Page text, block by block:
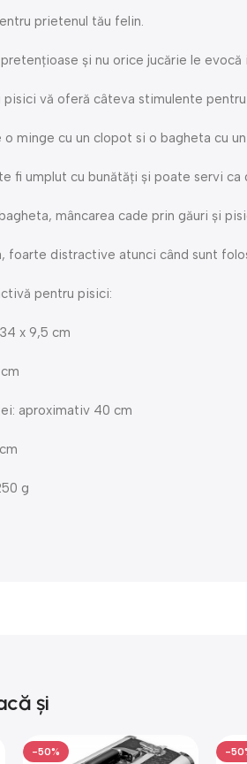
prietenul tău felin.
și nu orice jucărie le evocă
pisici vă oferă câteva stimulente pentru
minge cu un clopot si o bagheta cu un
fi umplut cu bunătăți și poate servi
mâncarea cade prin găuri și
foarte distractive atunci când sunt
pentru pisici:
x 9,5 cm
aproximativ 40 cm
g
și
-50% -